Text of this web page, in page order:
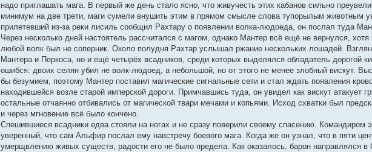
надо приглашать мага. В первый же день стало ясно, что живучесть этих кабанов сильно
минимум на две трети, маги сумели внушить этим в прямом смысле слова тупорылым животным
прилетевший из-за реки лисиль сообщил Рахтару о появлении волка-людоеда, он послал туда
Через несколько дней настоятель рассчитался с магом, однако Мантер всё ещё не вернулся,
любой волк был не соперник. Около полудня Рахтар услышал ржание нескольких лошадей.
Мантера и Перкоса, но и ещё четырёх всадников, среди которых выделялся обладатель дорогой
ошибся: двоих селян убил не волк-людоед, а небольшой, но от этого не менее злобный вискут.
бы безумием, поэтому Мантер поставил магические сигнальные сети и стал ждать появления
находившейся возле старой имперской дороги. Примчавшись туда, он увидел как вискут атакует
остальные отчаянно отбивались от магической твари мечами и копьями. Исход схватки был
и через мгновение всё было кончено.
Спешившиеся всадники едва стояли на ногах и не сразу поверили своему спасению. Командиром
уверенный, что сам Альфир послал ему навстречу боевого мага. Когда же он узнал, что в пяти
умерщвлению живых существ, радости его не было предела. Как оказалось, барон направлялся в